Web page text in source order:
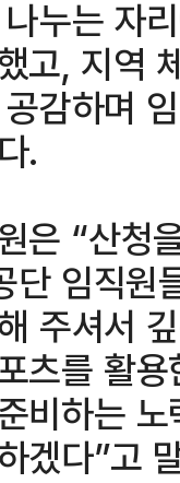
누는 자
고, 지역
감하며
.
은 “산청
단 임직원
주셔서
츠를 활
비하는
겠다”고